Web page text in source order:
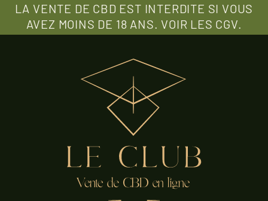
LA VENTE DE CBD EST INTERDITE SI VOUS
AVEZ MOINS DE 18 ANS. VOIR LES CGV.